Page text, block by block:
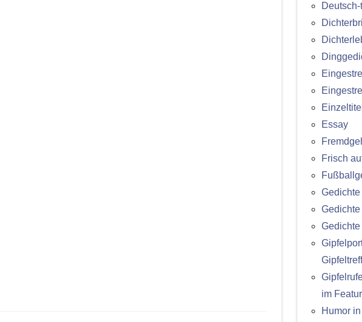
Einzeltitel
Essay
Frisch
Gedichte
im
Humor